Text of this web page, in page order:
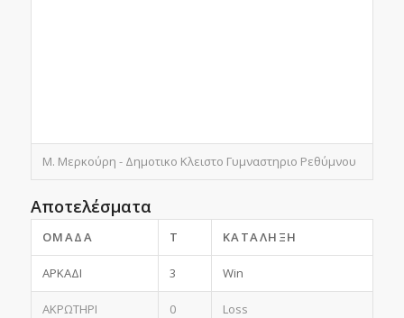
Μ. Μερκούρη - Δημοτικο Κλειστο Γυμναστηριο Ρεθύμνου
Αποτελέσματα
ΟΜΆΔΑ T ΚΑΤΆΛΗΞΗ
ΑΡΚΑΔΙ 3 Win
ΑΚΡΩΤΗΡΙ 0 Loss